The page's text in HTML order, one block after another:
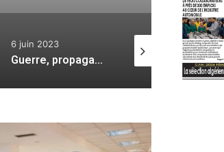
6 juin 2023
Guerre, propagande et communication
27 octobre 2021
Les incendiaires de la mémoire